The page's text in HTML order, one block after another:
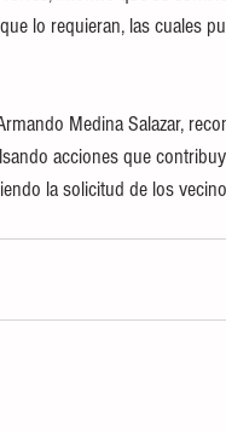
lo requieran, las cuales
Medina Salazar,
acciones que
la solicitud de los